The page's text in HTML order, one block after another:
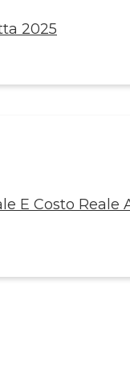
2025
E Costo Reale